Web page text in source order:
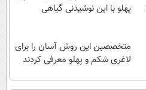
پهلو با این نوشیدنی گیاهی
متخصصین این روش آسان را برای
لاغری شکم و پهلو معرفی کردند